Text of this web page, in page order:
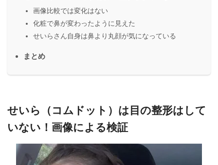
画像比較では変化はない
化粧で鼻が変わったように見えた
せいらさん自身は鼻より丸顔が気になっている
まとめ
せいら（コムドット）は目の整形はして
いない！画像による検証